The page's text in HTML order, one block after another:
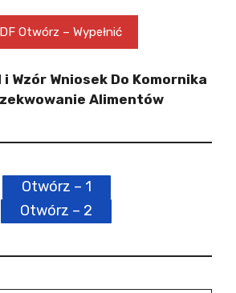
Otwórz – Wypełnić
i Wzór Wniosek Do Komornika
Alimentów
Otwórz – 1
Otwórz – 2